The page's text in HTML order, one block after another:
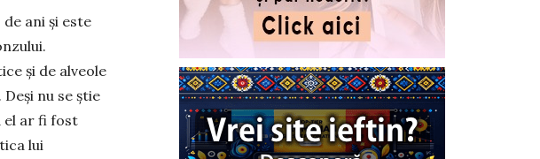
ani şi este
şi de alveole
nu se ştie
el ar fi fost
lui